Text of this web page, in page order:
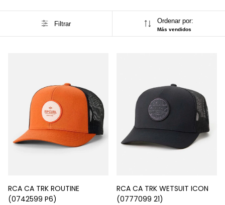
Filtrar Ordenar por:
Más vendidos
RCA CA TRK ROUTINE
(0742599 P6)
RCA CA TRK WETSUIT ICON
(0777099 21)